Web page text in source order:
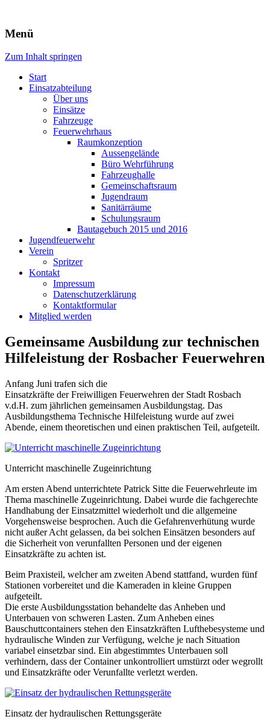
Freiwillige Feuerwehr Rodheim
v.d.H.
Menü
Zum Inhalt springen
Start
Einsatzabteilung
Über uns
Einsätze
Fahrzeuge
Feuerwehrhaus
Raumkonzeption
Aussengelände
Büro Wehrführung
Fahrzeughalle
Gemeinschaftsraum
Jugendraum
Sanitärräume
Schulungsraum
Bautagebuch 2015 und 2016
Jugendfeuerwehr
Verein
Spritzer
Kontakt
Impressum
Datenschutzerklärung
Kontaktformular
Mitglied werden
Gemeinsame Ausbildung zur technischen
Hilfeleistung der Rosbacher Feuerwehren
Anfang Juni trafen sich die
Einsatzkräfte der Freiwilligen Feuerwehren der Stadt Rosbach
v.d.H. zum jährlichen gemeinsamen Ausbildungstag. Das
Ausbildungsthema Technische Hilfeleistung wurde auf zwei
Abende, einem theoretischen und einen praktischen Teil, aufgeteilt.
Unterricht maschinelle Zugeinrichtung
Am ersten Abend unterrichtete Patrick Sitte die Feuerwehrleute im
Thema maschinelle Zugeinrichtung. Dabei wurde die fachgerechte
Handhabung der Einsatzmittel wiederholt und die allgemeine
Vorgehensweise besprochen. Auch die Gefahrenverhütung wurde
nicht außer Acht gelassen, da bei solchen Einsätzen besonders auf
die Sicherheit von verunfallten Personen und der eigenen
Einsatzkräfte zu achten ist.
Beim Praxisteil, welcher am zweiten Abend stattfand, wurden fünf
Stationen vorbereitet und die Kameraden in kleine Gruppen
aufgeteilt.
Die erste Ausbildungsstation behandelte das Anheben und
Unterbauen von schweren Lasten. Zum Anheben eines
Bauschuttcontainers stehen den Einsatzkräften Lufthebesysteme und
hydraulische Winden zur Verfügung, welche je nach Situation
variabel einsetzbar sind. Ein abgestimmtes Unterbauen soll
verhindern, dass der Container unkontrolliert umstürzt oder wegrollt
und Einsatzkräfte oder Verunfallte verletzt werden.
Einsatz der hydraulischen Rettungsgeräte